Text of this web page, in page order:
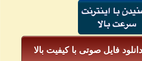
دانلود فایل صوتی با کیفیت بالا